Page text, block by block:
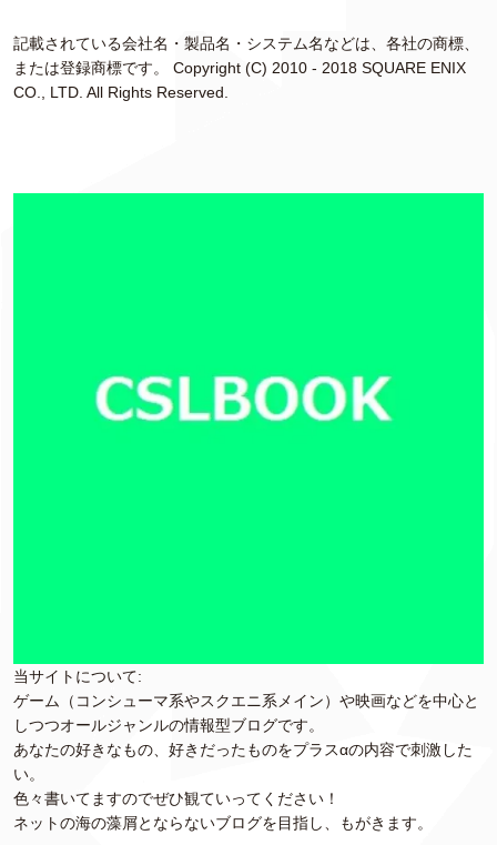
記載されている会社名・製品名・システム名などは、各社の商標、
または登録商標です。 Copyright (C) 2010 - 2018 SQUARE ENIX
CO., LTD. All Rights Reserved.
当サイトについて:
ゲーム（コンシューマ系やスクエニ系メイン）や映画などを中心と
しつつオールジャンルの情報型ブログです。
あなたの好きなもの、好きだったものをプラスαの内容で刺激した
い。
色々書いてますのでぜひ観ていってください！
ネットの海の藻屑とならないブログを目指し、もがきます。